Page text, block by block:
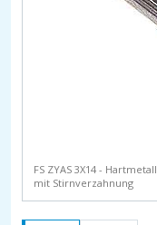
FS ZYAS 3X14 -
mit Stirnverzahnung